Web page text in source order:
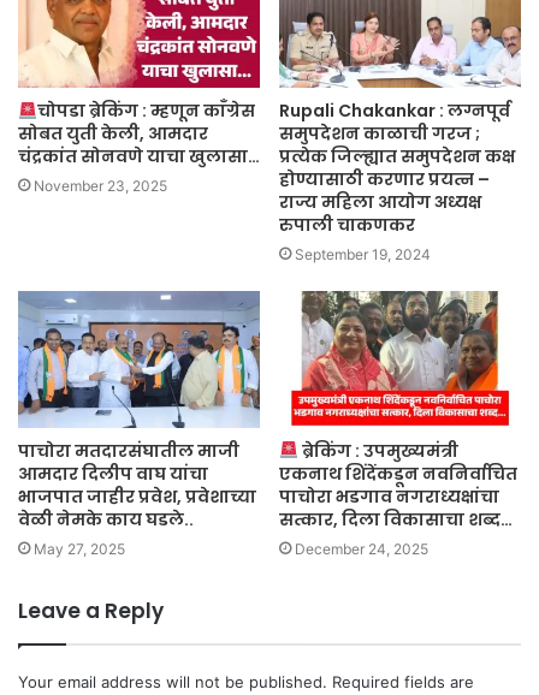
चोपडा ब्रेकिंग : म्हणून काँग्रेस
सोबत युती केली, आमदार
चंद्रकांत सोनवणे याचा खुलासा…
November 23, 2025
Rupali Chakankar : लग्नपूर्व
समुपदेशन काळाची गरज ;
प्रत्येक जिल्ह्यात समुपदेशन कक्ष
होण्यासाठी करणार प्रयत्न –
राज्य महिला आयोग अध्यक्ष
रुपाली चाकणकर
September 19, 2024
पाचोरा मतदारसंघातील माजी
आमदार दिलीप वाघ यांचा
भाजपात जाहीर प्रवेश, प्रवेशाच्या
वेळी नेमके काय घडले..
May 27, 2025
ब्रेकिंग : उपमुख्यमंत्री
एकनाथ शिंदेंकडून नवनिर्वाचित
पाचोरा भडगाव नगराध्यक्षांचा
सत्कार, दिला विकासाचा शब्द…
December 24, 2025
Leave a Reply
Your email address will not be published. Required fields are